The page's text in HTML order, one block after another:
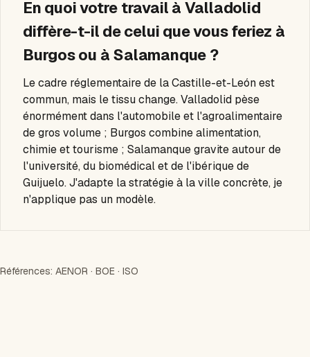
En quoi votre travail à Valladolid
diffère-t-il de celui que vous feriez à
Burgos ou à Salamanque ?
Le cadre réglementaire de la Castille-et-León est
commun, mais le tissu change. Valladolid pèse
énormément dans l'automobile et l'agroalimentaire
de gros volume ; Burgos combine alimentation,
chimie et tourisme ; Salamanque gravite autour de
l'université, du biomédical et de l'ibérique de
Guijuelo. J'adapte la stratégie à la ville concrète, je
n'applique pas un modèle.
Références: AENOR · BOE · ISO